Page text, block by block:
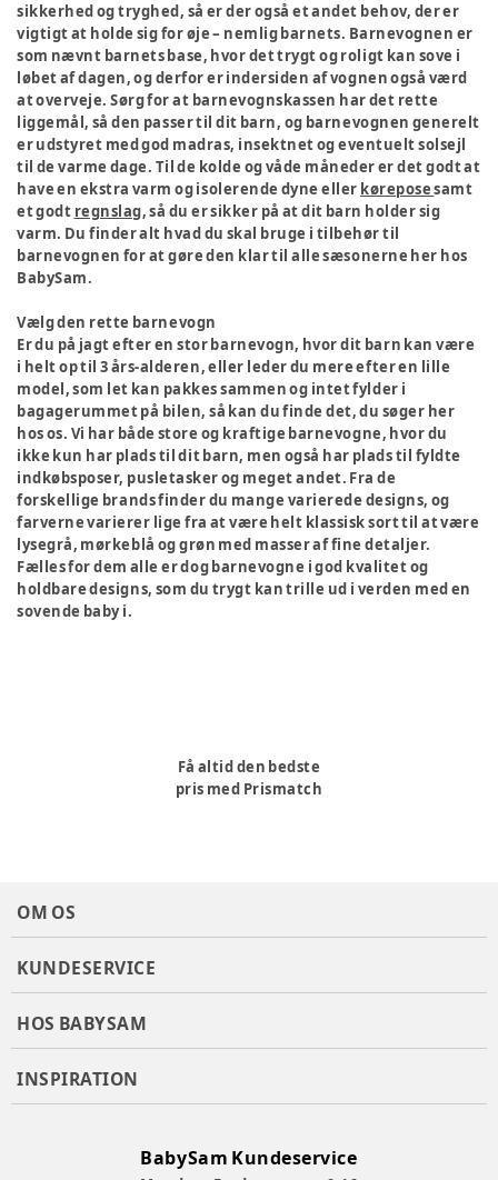
sikkerhed og tryghed, så er der også et andet behov, der er
vigtigt at holde sig for øje – nemlig barnets. Barnevognen er
som nævnt barnets base, hvor det trygt og roligt kan sove i
løbet af dagen, og derfor er indersiden af vognen også værd
at overveje. Sørg for at barnevognskassen har det rette
liggemål, så den passer til dit barn, og barnevognen generelt
er udstyret med god madras, insektnet og eventuelt solsejl
til de varme dage. Til de kolde og våde måneder er det godt at
have en ekstra varm og isolerende dyne eller køreposesamt
et godt regnslag, så du er sikker på at dit barn holder sig
varm. Du finder alt hvad du skal bruge i tilbehør til
barnevognen for at gøre den klar til alle sæsonerne her hos
BabySam.
Vælg den rette barnevogn
Er du på jagt efter en stor barnevogn, hvor dit barn kan være
i helt op til 3 års-alderen, eller leder du mere efter en lille
model, som let kan pakkes sammen og intet fylder i
bagagerummet på bilen, så kan du finde det, du søger her
hos os. Vi har både store og kraftige barnevogne, hvor du
ikke kun har plads til dit barn, men også har plads til fyldte
indkøbsposer, pusletasker og meget andet. Fra de
forskellige brands finder du mange varierede designs, og
farverne varierer lige fra at være helt klassisk sort til at være
lysegrå, mørkeblå og grøn med masser af fine detaljer.
Fælles for dem alle er dog barnevogne i god kvalitet og
holdbare designs, som du trygt kan trille ud i verden med en
sovende baby i.
Få altid den bedste
pris med Prismatch
OM OS
KUNDESERVICE
HOS BABYSAM
INSPIRATION
BabySam Kundeservice